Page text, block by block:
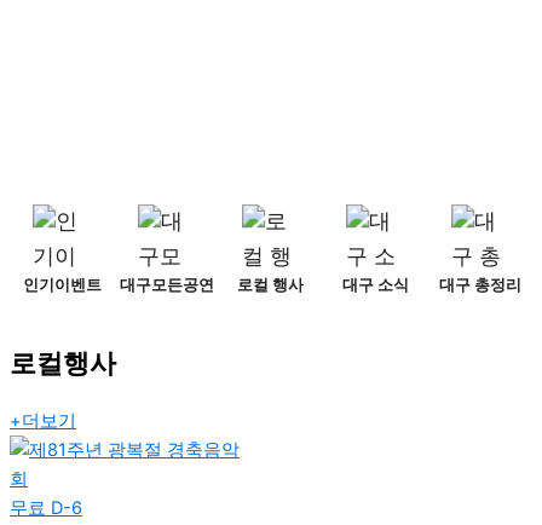
인기이벤트 대구모든공연 로컬 행사 대구 소식 대구 총정리
로컬행사
+더보기
무료 D-6